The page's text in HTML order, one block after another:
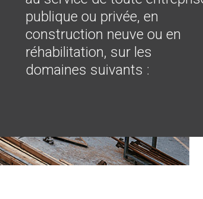
publique ou privée, en
construction neuve ou en
réhabilitation, sur les
domaines suivants :